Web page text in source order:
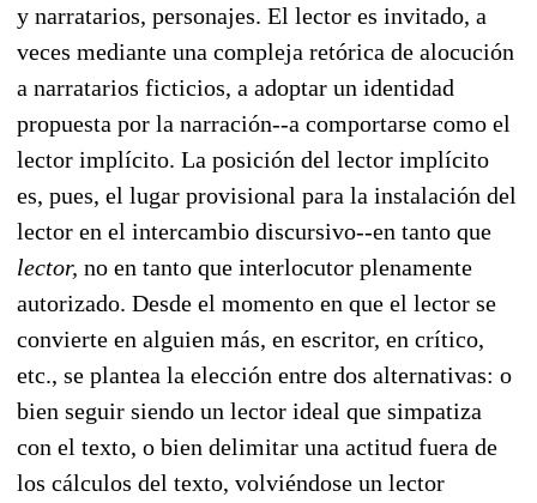
y narratarios, personajes. El lector es invitado, a
veces mediante una compleja retórica de alocución
a narratarios ficticios, a adoptar un identidad
propuesta por la narración--a comportarse como el
lector implícito. La posición del lector implícito
es, pues, el lugar provisional para la instalación del
lector en el intercambio discursivo--en tanto que
lector, no en tanto que interlocutor plenamente
autorizado. Desde el momento en que el lector se
convierte en alguien más, en escritor, en crítico,
etc., se plantea la elección entre dos alternativas: o
bien seguir siendo un lector ideal que simpatiza
con el texto, o bien delimitar una actitud fuera de
los cálculos del texto, volviéndose un lector